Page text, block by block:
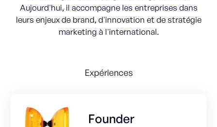
Aujourd'hui, il accompagne les entreprises dans
leurs enjeux de brand, d'innovation et de stratégie
marketing à l'international.
Expériences
Founder